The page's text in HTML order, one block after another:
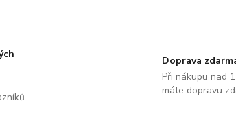
Doprava
Při nákupu nad
máte dopravu